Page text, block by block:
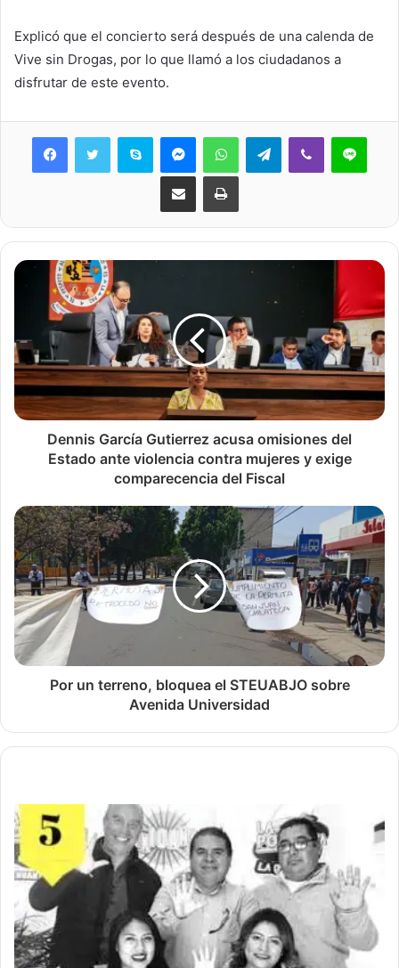
Explicó que el concierto será después de una calenda de
Vive sin Drogas, por lo que llamó a los ciudadanos a
disfrutar de este evento.
Skype MessengerWhatsAppTelegramViber Line
Share via Email Print
Dennis García Gutierrez acusa omisiones del
Estado ante violencia contra mujeres y exige
comparecencia del Fiscal
Por un terreno, bloquea el STEUABJO sobre
Avenida Universidad